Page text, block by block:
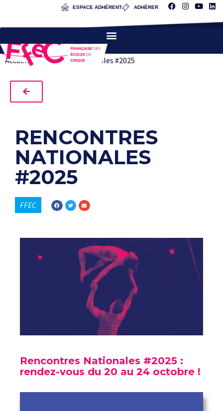
ESPACE ADHÉRENT ADHÉRER
Accueil»Rencontres nationales #2025
RENCONTRES
NATIONALES
#2025
FFEC
Rencontres Nationales #2025 :
rendez-vous du 20 au 24 octobre !